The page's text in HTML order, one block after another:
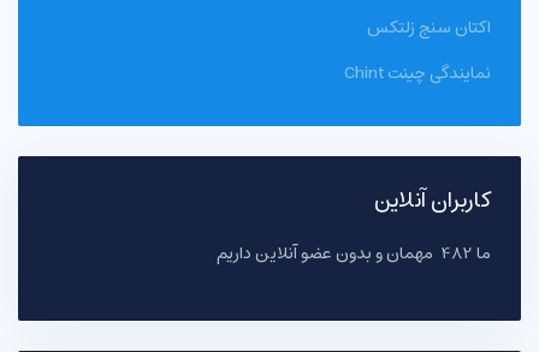
اکتان سنج زلتکس
نمایندگی چینت Chint
کاربران آنلاین
ما 482 مهمان و بدون عضو آنلاین داریم